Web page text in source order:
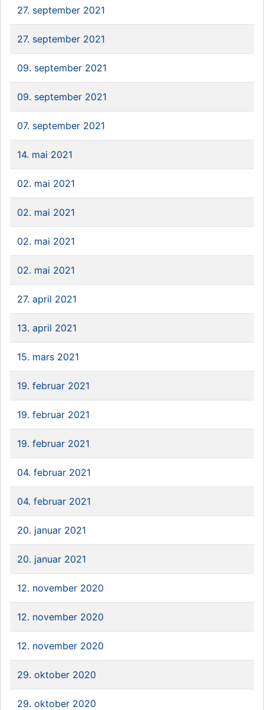
27. september 2021
27. september 2021
09. september 2021
09. september 2021
07. september 2021
14. mai 2021
02. mai 2021
02. mai 2021
02. mai 2021
02. mai 2021
27. april 2021
13. april 2021
15. mars 2021
19. februar 2021
19. februar 2021
19. februar 2021
04. februar 2021
04. februar 2021
20. januar 2021
20. januar 2021
12. november 2020
12. november 2020
12. november 2020
29. oktober 2020
29. oktober 2020